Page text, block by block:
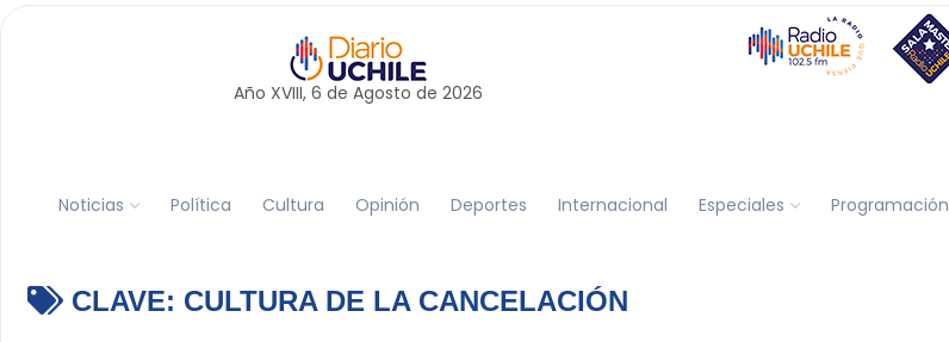
Año XVIII, 6 de Agosto de 2026
Noticias Política Cultura Opinión Deportes Internacional Especiales Programación
CLAVE: CULTURA DE LA CANCELACIÓN